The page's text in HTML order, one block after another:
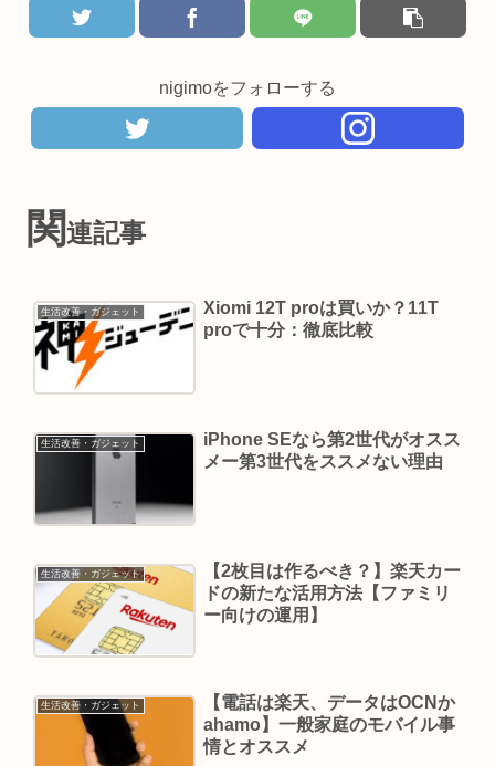
nigimoをフォローする
関連記事
生活改善・ガジェット
Xiomi 12T proは買いか？11T
proで十分：徹底比較
生活改善・ガジェット
iPhone SEなら第2世代がオスス
メー第3世代をススメない理由
生活改善・ガジェット
【2枚目は作るべき？】楽天カー
ドの新たな活用方法【ファミリ
ー向けの運用】
生活改善・ガジェット
【電話は楽天、データはOCNか
ahamo】一般家庭のモバイル事
情とオススメ